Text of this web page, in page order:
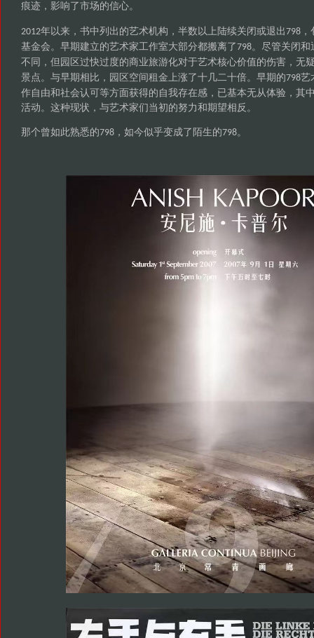
痕迹，影响了市场的信心。
2012年以来，书中列出的艺术机构，半数以上陆续关闭或退出798，
基金会。早期建立的艺术家工作室大部分都搬离了798。尽管关闭和
不同，但园区过快过度的商业旅游化对于艺术核心价值的伤害，无
景点。与早期相比，园区空间租金上涨了十几二十倍。早期的798艺
作自由和社会认可等方面获得的自我存在感，已基本无从体验，其
活动。这种现状，与艺术家们当初的努力和期望相反。
那个曾如此熟悉的798，如今似乎变成了陌生的798。